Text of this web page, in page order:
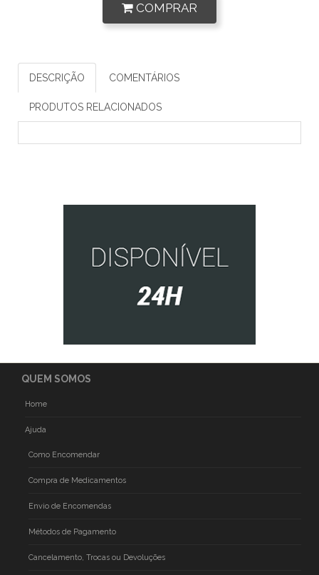
COMPRAR
DESCRIÇÃO COMENTÁRIOS
PRODUTOS RELACIONADOS
QUEM SOMOS
Home
Ajuda
Como Encomendar
Compra de Medicamentos
Envio de Encomendas
Métodos de Pagamento
Cancelamento, Trocas ou Devoluções